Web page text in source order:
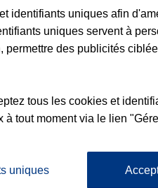
Pour
la
identifiants uniques afin
uniques servent à
permettre des publicités
tous les cookies et
tout moment via le lien
uniques